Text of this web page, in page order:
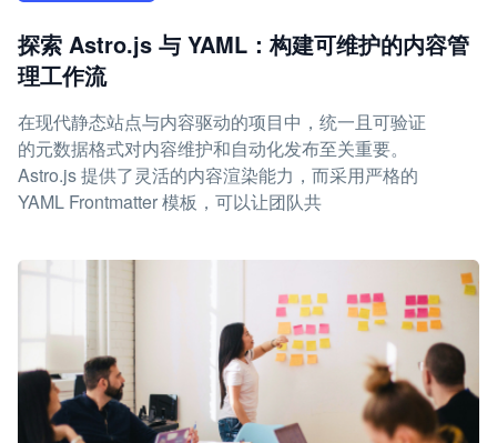
探索 Astro.js 与 YAML：构建可维护的内容管
理工作流
在现代静态站点与内容驱动的项目中，统一且可验证
的元数据格式对内容维护和自动化发布至关重要。
Astro.js 提供了灵活的内容渲染能力，而采用严格的
YAML Frontmatter 模板，可以让团队共